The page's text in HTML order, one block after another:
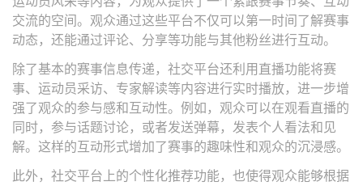
交流的空间。观众通过这些平台不仅可以第一时间了解赛事
动态，还能通过评论、分享等功能与其他粉丝进行互动。
除了基本的赛事信息传递，社交平台还利用直播功能将赛
事、运动员采访、专家解读等内容进行实时播放，进一步增
强了观众的参与感和互动性。例如，观众可以在观看直播的
同时，参与话题讨论，或者发送弹幕，发表个人看法和见
解。这样的互动形式增加了赛事的趣味性和观众的沉浸感。
此外，社交平台上的个性化推荐功能，也使得观众能够根据